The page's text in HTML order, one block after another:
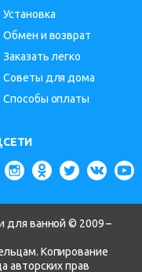
Установка
Обмен и возврат
Заказать легко
Советы для дома
Способы оплаты
для ванной © 2009 –
Копирование
авторских прав